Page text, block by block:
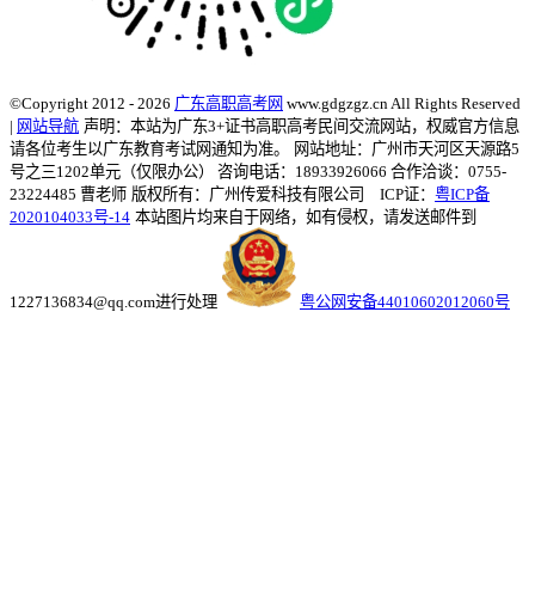
©Copyright 2012 - 2026 广东高职高考网 www.gdgzgz.cn All Rights Reserved
| 网站导航 声明：本站为广东3+证书高职高考民间交流网站，权威官方信息
请各位考生以广东教育考试网通知为准。
网站地址：广州市天河区天源路5
号之三1202单元（仅限办公） 咨询电话：18933926066 合作洽谈：0755-
23224485 曹老师 版权所有：广州传爱科技有限公司 ICP证： 粤ICP备
2020104033号-14 本站图片均来自于网络，如有侵权，请发送邮件到
1227136834@qq.com进行处理 粤公网安备44010602012060号